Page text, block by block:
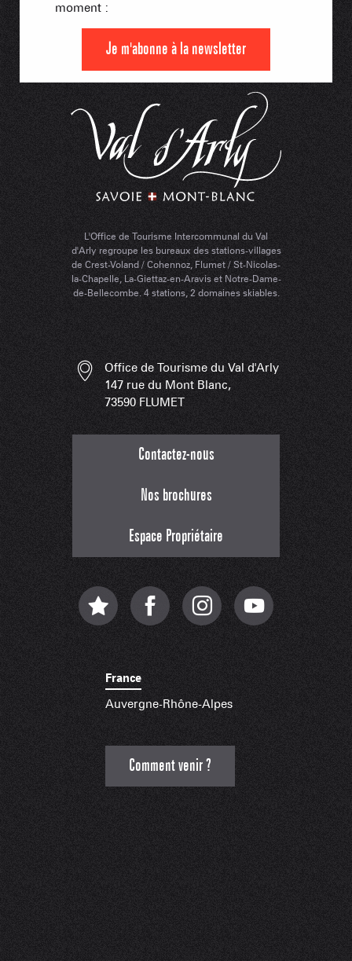
L'Office de Tourisme Intercommunal du Val
d'Arly regroupe les bureaux des stations-villages
de Crest-Voland / Cohennoz, Flumet / St-Nicolas-
la-Chapelle, La-Giettaz-en-Aravis et Notre-Dame-
de-Bellecombe. 4 stations, 2 domaines skiables.
moment :
Je m'abonne à la newsletter
Office de Tourisme du Val d'Arly
147 rue du Mont Blanc,
73590 FLUMET
Contactez-nous
Nos brochures
Espace Propriétaire
France
Auvergne-Rhône-Alpes
Comment venir ?